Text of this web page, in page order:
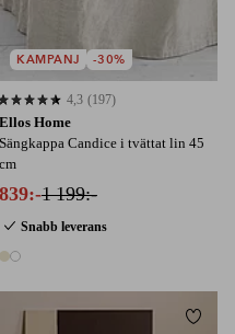
Ellos Home
Sängkappa Candice i tvättat lin 45
cm
839:-1 199:-
Snabb leverans
2 färger
baserat på 197 st betyg
4,3 (197)
KAMPANJ -30%
i favoriter